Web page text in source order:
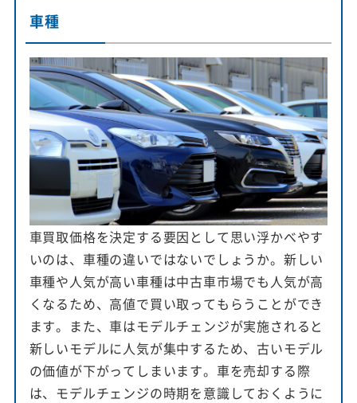
車種
車買取価格を決定する要因として思い浮かべやす
いのは、車種の違いではないでしょうか。新しい
車種や人気が高い車種は中古車市場でも人気が高
くなるため、高値で買い取ってもらうことができ
ます。また、車はモデルチェンジが実施されると
新しいモデルに人気が集中するため、古いモデル
の価値が下がってしまいます。車を売却する際
は、モデルチェンジの時期を意識しておくように